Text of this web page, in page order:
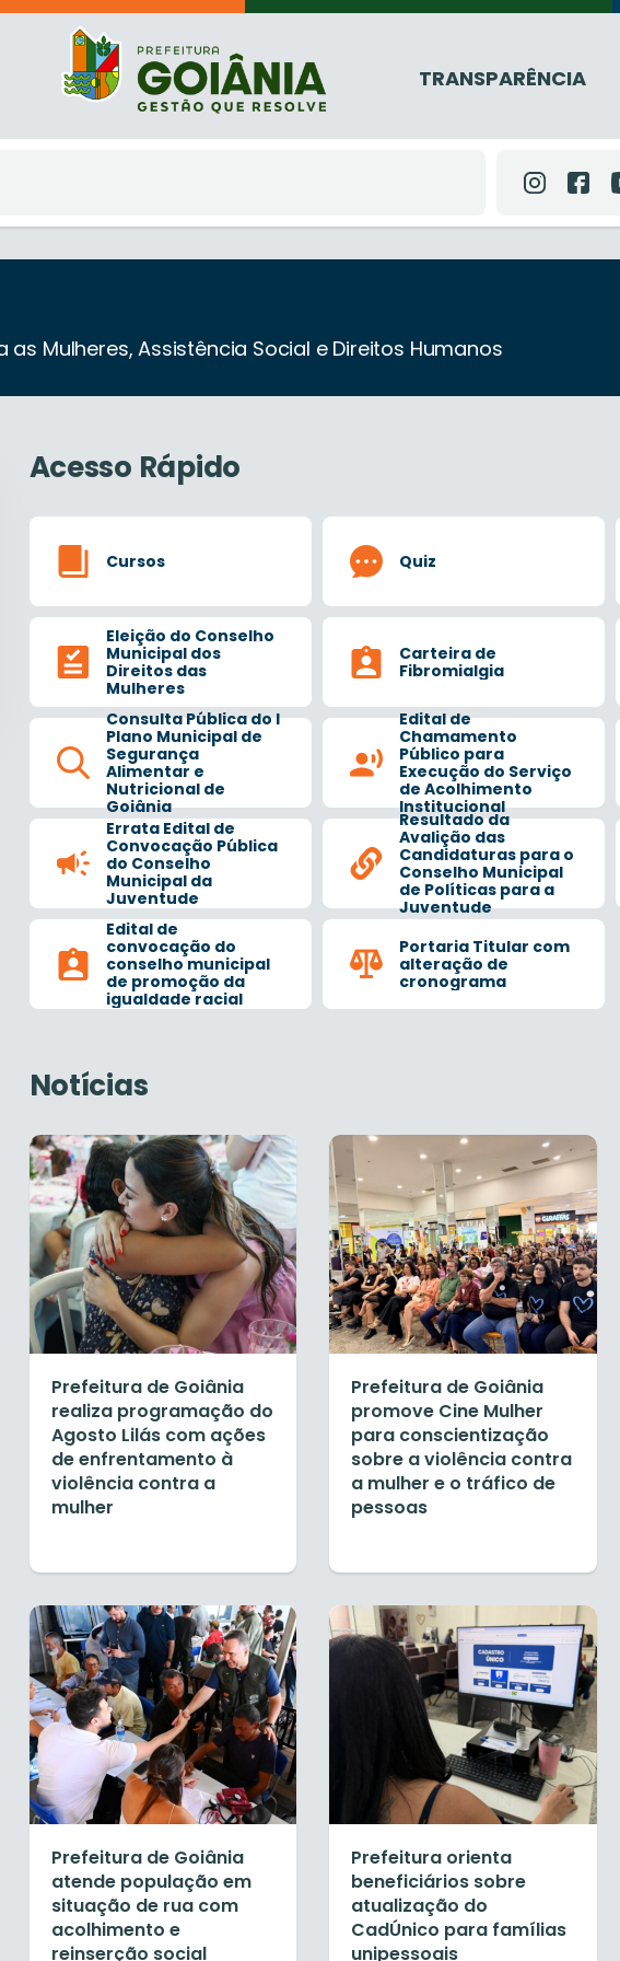
TRANSPARÊNCIA
Mulheres, Assistência Social e Direitos Humanos
Acesso Rápido
Cursos Quiz
Eleição do Conselho
Municipal dos
Direitos das
Mulheres
Carteira de
Fibromialgia
Consulta Pública do I
Plano Municipal de
Segurança
Alimentar e
Nutricional de
Goiânia
Edital de
Chamamento
Público para
Execução do Serviço
de Acolhimento
Institucional
Errata Edital de
Convocação Pública
do Conselho
Municipal da
Juventude
Resultado da
Avalição das
Candidaturas para o
Conselho Municipal
de Políticas para a
Juventude
Edital de
convocação do
conselho municipal
de promoção da
igualdade racial
Portaria Titular com
alteração de
cronograma
Notícias
Prefeitura de Goiânia
realiza programação do
Agosto Lilás com ações
de enfrentamento à
violência contra a
mulher
Prefeitura de Goiânia
promove Cine Mulher
para conscientização
sobre a violência contra
a mulher e o tráfico de
pessoas
Prefeitura de Goiânia
atende população em
situação de rua com
acolhimento e
reinserção social
Prefeitura orienta
beneficiários sobre
atualização do
CadÚnico para famílias
unipessoais